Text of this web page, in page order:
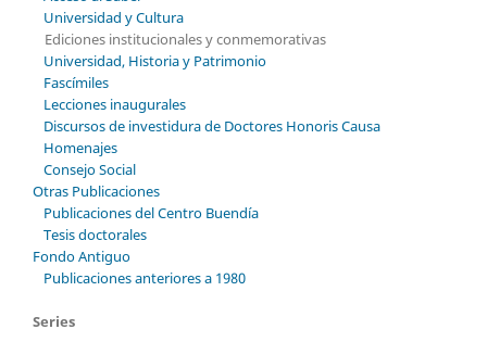
Universidad y Cultura
Ediciones institucionales y conmemorativas
Universidad, Historia y Patrimonio
Fascímiles
Lecciones inaugurales
Discursos de investidura de Doctores Honoris Causa
Homenajes
Consejo Social
Otras Publicaciones
Publicaciones del Centro Buendía
Tesis doctorales
Fondo Antiguo
Publicaciones anteriores a 1980
Series